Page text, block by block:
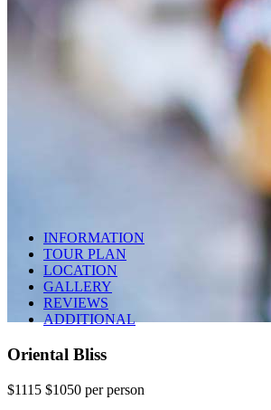
INFORMATION
TOUR PLAN
LOCATION
GALLERY
REVIEWS
ADDITIONAL
Oriental Bliss
$1115 $1050 per person